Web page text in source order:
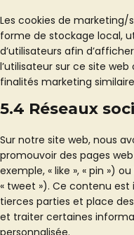
Les cookies de
forme de stockage local,
d’utilisateurs afin
l’utilisateur sur ce site
finalités marketing
5.4 Réseaux
Sur notre site web, nous
promouvoir des pages
exemple, « like », « pin »)
« tweet »). Ce contenu
tierces parties et place
et traiter certaines